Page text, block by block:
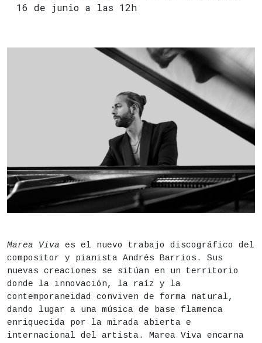
16 de junio a las 12h
Finalizado
Fecha
Miércoles 29 de julio, 22h
Duración aproximada: 70 minutos
Actividad para todos los públicos
Lugar
Instituto de Educación Secundaria (IES) San
Marea Viva es el nuevo trabajo discográfico del
compositor y pianista Andrés Barrios. Sus
nuevas creaciones se sitúan en un territorio
donde la innovación, la raíz y la
contemporaneidad conviven de forma natural,
dando lugar a una música de base flamenca
enriquecida por la mirada abierta e
internacional del artista. Marea Viva encarna